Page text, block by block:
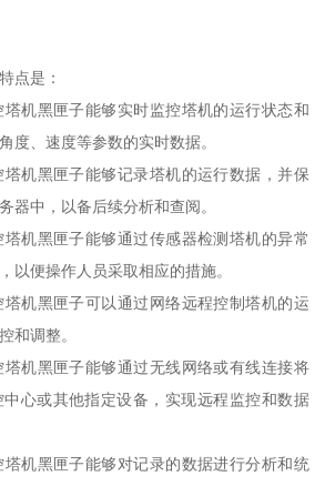
点是：
机黑匣子能够实时监控塔机的运行状态和
度、速度等参数的实时数据。
机黑匣子能够记录塔机的运行数据，并保
器中，以备后续分析和查阅。
机黑匣子能够通过传感器检测塔机的异常
以便操作人员采取相应的措施。
机黑匣子可以通过网络远程控制塔机的运
和调整。
机黑匣子能够通过无线网络或有线连接将
心或其他指定设备，实现远程监控和数据
机黑匣子能够对记录的数据进行分析和统